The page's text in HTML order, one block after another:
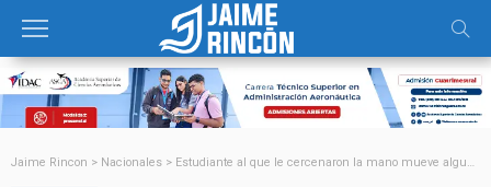
Jaime Rincon > Nacionales > Estudiante al que le cercenaron la mano mueve algunos dedos tras reimplante